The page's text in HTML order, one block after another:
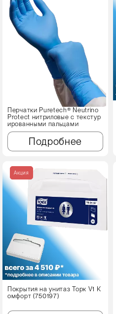
Перчатки Puretech® Neutrino
Protect нитриловые с текстур
ированными пальцами
Подробнее
Акция
Покрытия на унитаз Торк V1 К
омфорт (750197)